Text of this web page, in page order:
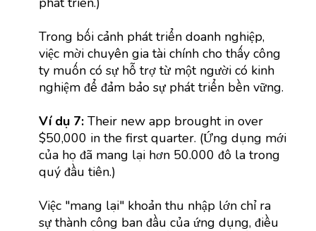
Trong bối cảnh phát triển doanh nghiệp,
việc mời chuyên gia tài chính cho thấy công
ty muốn có sự hỗ trợ từ một người có kinh
nghiệm để đảm bảo sự phát triển bền vững.
Ví dụ 7: Their new app brought in over
$50,000 in the first quarter. (Ứng dụng mới
của họ đã mang lại hơn 50.000 đô la trong
quý đầu tiên.)
Việc "mang lại" khoản thu nhập lớn chỉ ra
sự thành công ban đầu của ứng dụng, điều